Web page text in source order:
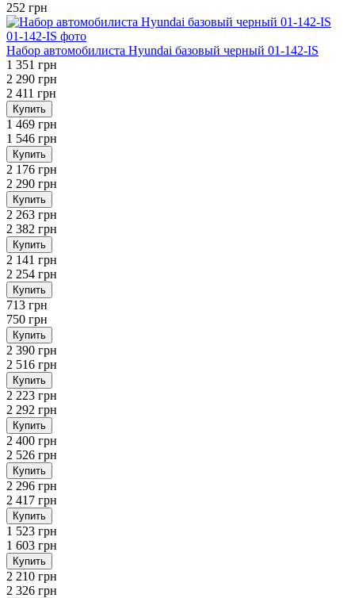
252 грн
Набор автомобилиста Hyundai базовый черный 01-142-IS
1 351 грн
2 290 грн
2 411 грн
Купить
1 469 грн
1 546 грн
Купить
2 176 грн
2 290 грн
Купить
2 263 грн
2 382 грн
Купить
2 141 грн
2 254 грн
Купить
713 грн
750 грн
Купить
2 390 грн
2 516 грн
Купить
2 223 грн
2 292 грн
Купить
2 400 грн
2 526 грн
Купить
2 296 грн
2 417 грн
Купить
1 523 грн
1 603 грн
Купить
2 210 грн
2 326 грн